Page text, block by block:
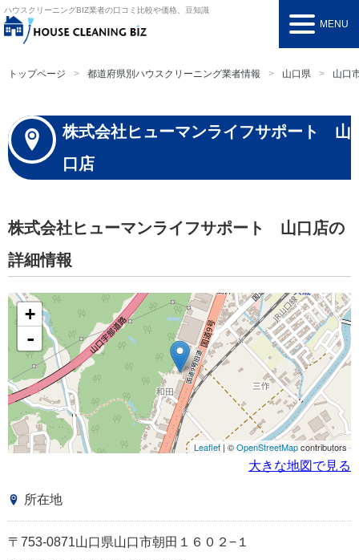
ハウスクリーニングBIZ業者の口コミ比較や価格、豆知識
MENU
トップページ 都道府県別ハウスクリーニング業者情報 山口県 山口
株式会社ヒューマンライフサポート 山
口店
株式会社ヒューマンライフサポート 山口店の
詳細情報
+
-
Leaflet | ©OpenStreetMapcontributors
大きな地図で見る
所在地
〒753-0871山口県山口市朝田１６０２−１